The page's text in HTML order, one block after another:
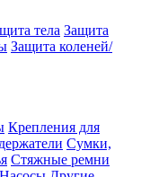
тела Защита
Защита коленей/
Крепления для
Сумки,
Стяжные ремни